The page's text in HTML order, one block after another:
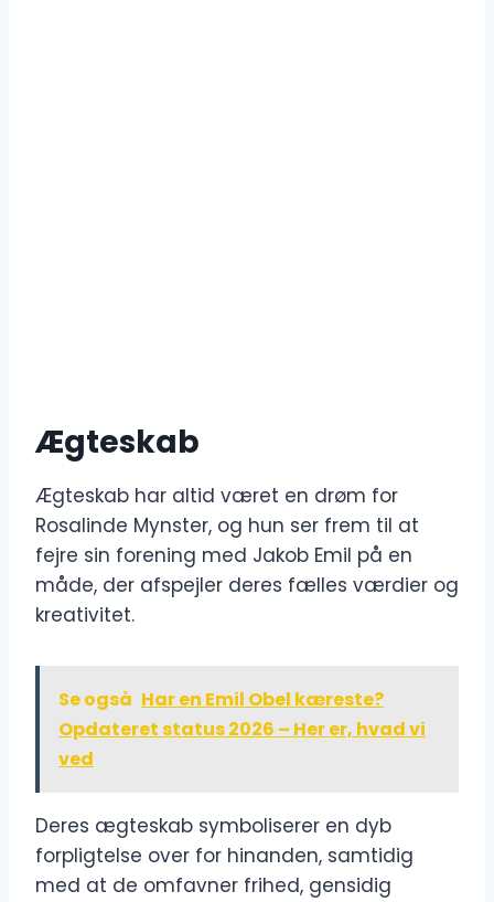
Ægteskab
Ægteskab har altid været en drøm for
Rosalinde Mynster, og hun ser frem til at
fejre sin forening med Jakob Emil på en
måde, der afspejler deres fælles værdier og
kreativitet.
Se også Har en Emil Obel kæreste?
Opdateret status 2026 – Her er, hvad vi
ved
Deres ægteskab symboliserer en dyb
forpligtelse over for hinanden, samtidig
med at de omfavner frihed, gensidig